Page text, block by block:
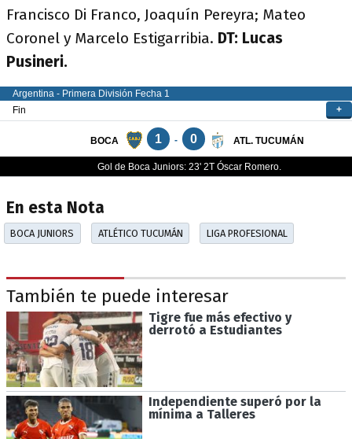
Francisco Di Franco, Joaquín Pereyra; Mateo
Coronel y Marcelo Estigarribia. DT: Lucas
Pusineri.
En esta Nota
BOCA JUNIORS ATLÉTICO TUCUMÁN LIGA PROFESIONAL
También te puede interesar
Tigre fue más efectivo y
derrotó a Estudiantes
Independiente superó por la
mínima a Talleres